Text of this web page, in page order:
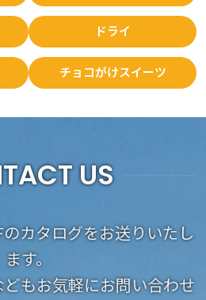
ドライ
チョコがけスイーツ
US
カタログをお送りいたし
ます。
もお気軽にお問い合わせ